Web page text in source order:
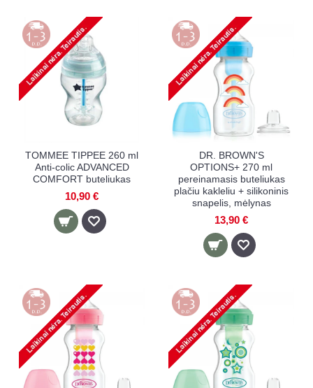
TOMMEE TIPPEE 260 ml
Anti-colic ADVANCED
COMFORT buteliukas
10,90 €
DR. BROWN'S
OPTIONS+ 270 ml
pereinamasis buteliukas
plačiu kakleliu + silikoninis
snapelis, mėlynas
13,90 €